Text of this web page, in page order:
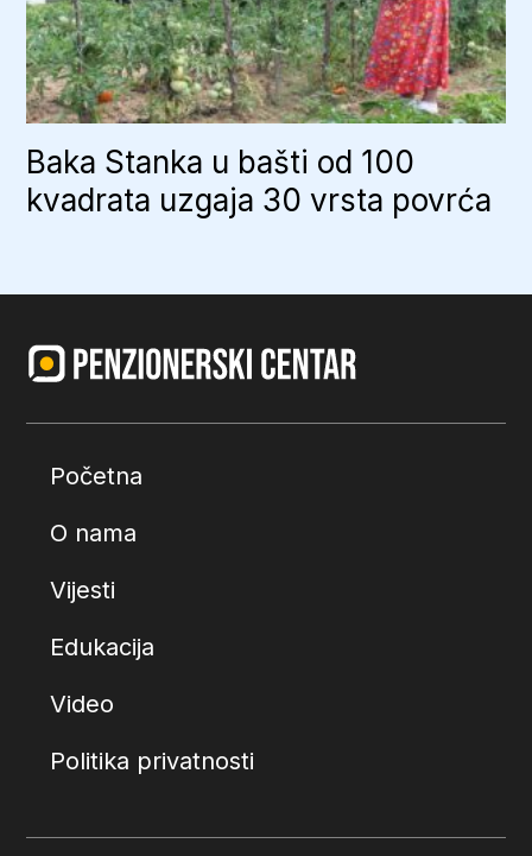
Baka Stanka u bašti od 100
kvadrata uzgaja 30 vrsta povrća
Početna
O nama
Vijesti
Edukacija
Video
Politika privatnosti